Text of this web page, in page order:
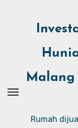
Malang
Rumah